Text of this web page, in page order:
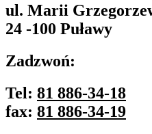
ul. Marii
24 -100 Puławy
Zadzwoń:
Tel: 81 886-34-18
fax: 81 886-34-19